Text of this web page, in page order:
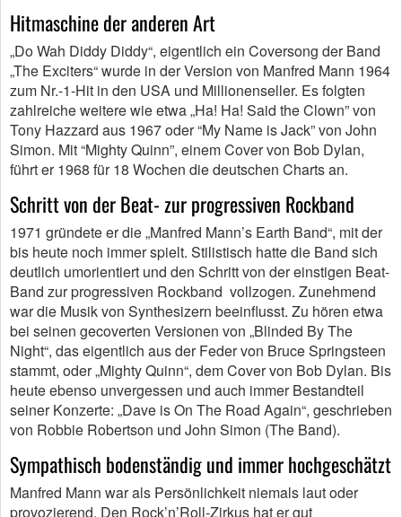
Hitmaschine der anderen Art
„Do Wah Diddy Diddy“, eigentlich ein Coversong der Band
„The Exciters“ wurde in der Version von Manfred Mann 1964
zum Nr.-1-Hit in den USA und Millionenseller. Es folgten
zahlreiche weitere wie etwa „Ha! Ha! Said the Clown” von
Tony Hazzard aus 1967 oder “My Name is Jack” von John
Simon. Mit “Mighty Quinn”, einem Cover von Bob Dylan,
führt er 1968 für 18 Wochen die deutschen Charts an.
Schritt von der Beat- zur progressiven Rockband
1971 gründete er die „Manfred Mann’s Earth Band“, mit der
bis heute noch immer spielt. Stilistisch hatte die Band sich
deutlich umorientiert und den Schritt von der einstigen Beat-
Band zur progressiven Rockband vollzogen. Zunehmend
war die Musik von Synthesizern beeinflusst. Zu hören etwa
bei seinen gecoverten Versionen von „Blinded By The
Night“, das eigentlich aus der Feder von Bruce Springsteen
stammt, oder „Mighty Quinn“, dem Cover von Bob Dylan. Bis
heute ebenso unvergessen und auch immer Bestandteil
seiner Konzerte: „Dave is On The Road Again“, geschrieben
von Robbie Robertson und John Simon (The Band).
Sympathisch bodenständig und immer hochgeschätzt
Manfred Mann war als Persönlichkeit niemals laut oder
provozierend. Den Rock’n’Roll-Zirkus hat er gut